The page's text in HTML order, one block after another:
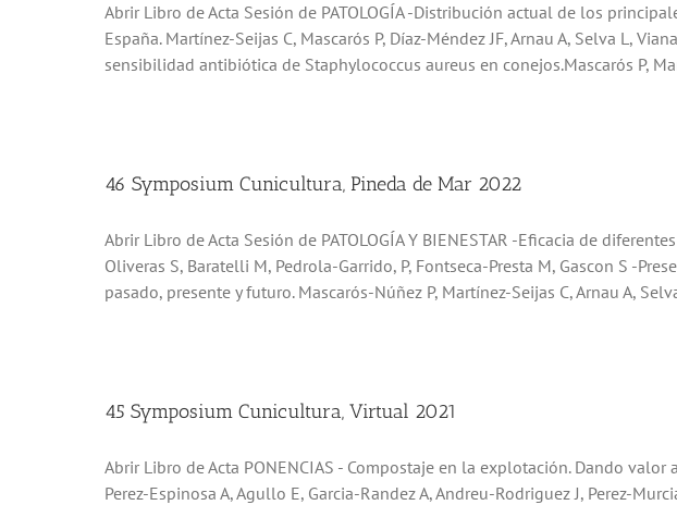
Abrir Libro de Acta Sesión de PATOLOGÍA -Distribución actual de los
España. Martínez-Seijas C, Mascarós P, Díaz-Méndez JF, Arnau A, Selva L,
sensibilidad antibiótica de Staphylococcus aureus en conejos.Mascarós P,
46 Symposium Cunicultura, Pineda de Mar 2022
Abrir Libro de Acta Sesión de PATOLOGÍA Y BIENESTAR -Eficacia de
Oliveras S, Baratelli M, Pedrola-Garrido, P, Fontseca-Presta M, Gascon S -
pasado, presente y futuro. Mascarós-Núñez P, Martínez-Seijas C, Arnau A,
45 Symposium Cunicultura, Virtual 2021
Abrir Libro de Acta PONENCIAS - Compostaje en la explotación. Dando
Perez-Espinosa A, Agullo E, Garcia-Randez A, Andreu-Rodriguez J, Perez-